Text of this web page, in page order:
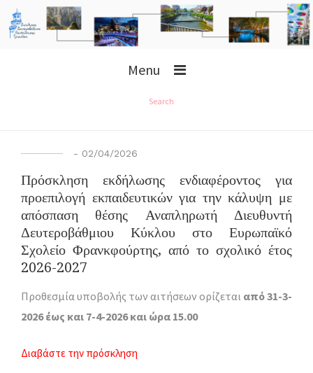
Menu
Search
- 02/04/2026
Πρόσκληση εκδήλωσης ενδιαφέροντος για
προεπιλογή εκπαιδευτικών για την κάλυψη με
απόσπαση θέσης Αναπληρωτή Διευθυντή
Δευτεροβάθμιου Κύκλου στο Ευρωπαϊκό
Σχολείο Φρανκφούρτης, από το σχολικό έτος
2026-2027
Προθεσμία υποβολής των αιτήσεων ορίζεται από 31-3-
2026 έως και 7-4-2026 και ώρα 15.00
Διαβάστε την πρόσκληση